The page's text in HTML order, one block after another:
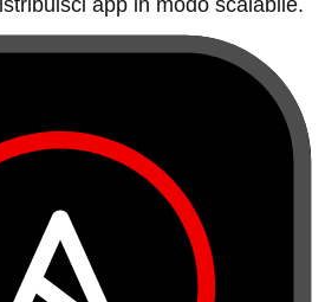
app in modo scalabile.